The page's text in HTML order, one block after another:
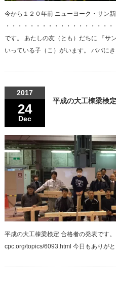
今から１２０年前 ニューヨーク・サン
・・・・・・・・・・・・・・・・・
です。 あたしの友（とも）だちに 『サ
いっている子（こ）がいます。 パパに
2017
24
Dec
平成の大工棟梁検
平成の大工棟梁検定 合格者の発表です
cpc.org/topics/6093.html 今日もありが